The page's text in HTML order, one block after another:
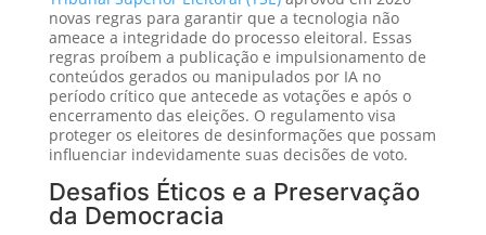
novas regras para garantir que a tecnologia não
ameace a integridade do processo eleitoral. Essas
regras proíbem a publicação e impulsionamento de
conteúdos gerados ou manipulados por IA no
período crítico que antecede as votações e após o
encerramento das eleições. O regulamento visa
proteger os eleitores de desinformações que possam
influenciar indevidamente suas decisões de voto.
Desafios Éticos e a Preservação
da Democracia